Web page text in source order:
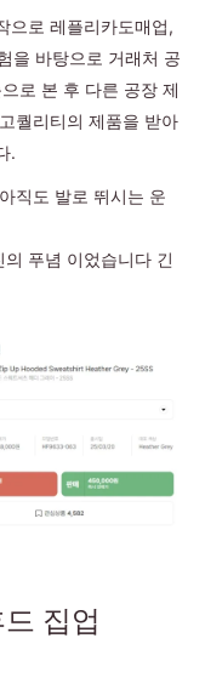
으로 레플리카도매업,
을 바탕으로 거래처 공
로 본 후 다른 공장 제
퀄리티의 제품을 받아
.
직도 발로 뛰시는 운
푸념 이었습니다 긴
집업